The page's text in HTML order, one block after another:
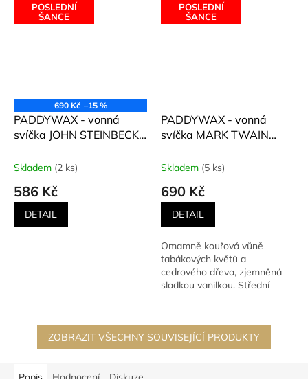
POSLEDNÍ
ŠANCE
690 Kč –15 %
PADDYWAX - vonná
svíčka JOHN STEINBECK
184 g
Skladem (2 ks)
586 Kč
DETAIL
POSLEDNÍ
ŠANCE
PADDYWAX - vonná
svíčka MARK TWAIN
184 g
Skladem (5 ks)
690 Kč
DETAIL
Omamně kouřová vůně
tabákových květů a
cedrového dřeva, zjemněná
sladkou vanilkou. Střední
ZOBRAZIT VŠECHNY SOUVISEJÍCÍ PRODUKTY